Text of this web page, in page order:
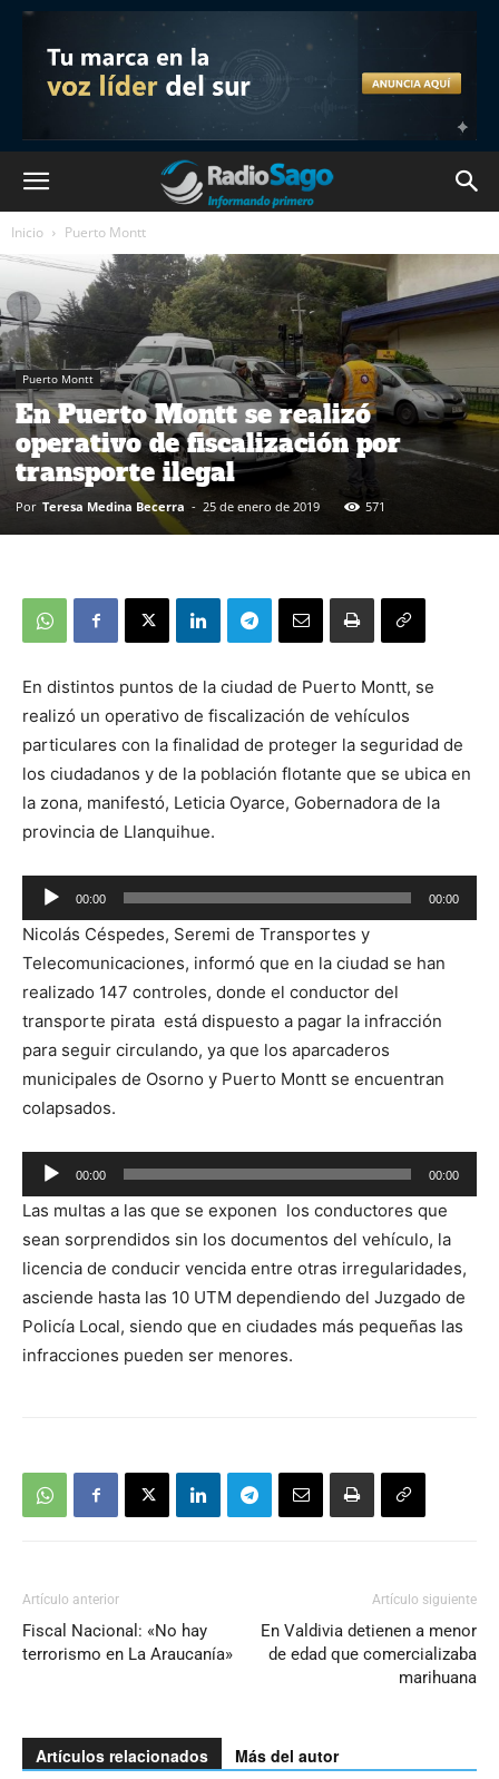
Inicio Puerto Montt
Puerto Montt
En Puerto Montt se realizó
operativo de fiscalización por
transporte ilegal
Por Teresa Medina Becerra - 25 de enero de 2019 571
En distintos puntos de la ciudad de Puerto Montt, se
realizó un operativo de fiscalización de vehículos
particulares con la finalidad de proteger la seguridad de
los ciudadanos y de la población flotante que se ubica en
la zona, manifestó, Leticia Oyarce, Gobernadora de la
provincia de Llanquihue.
Reproductor
de
audio
00:00 00:00
Nicolás Céspedes, Seremi de Transportes y
Telecomunicaciones, informó que en la ciudad se han
realizado 147 controles, donde el conductor del
transporte pirata está dispuesto a pagar la infracción
para seguir circulando, ya que los aparcaderos
municipales de Osorno y Puerto Montt se encuentran
colapsados.
Reproductor
de
audio
00:00 00:00
Las multas a las que se exponen los conductores que
sean sorprendidos sin los documentos del vehículo, la
licencia de conducir vencida entre otras irregularidades,
asciende hasta las 10 UTM dependiendo del Juzgado de
Policía Local, siendo que en ciudades más pequeñas las
infracciones pueden ser menores.
Artículo anterior
Fiscal Nacional: «No hay
terrorismo en La Araucanía»
Artículo siguiente
En Valdivia detienen a menor
de edad que comercializaba
marihuana
Artículos relacionados Más del autor